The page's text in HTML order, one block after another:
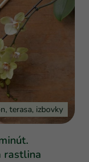
terasa, izbovky
rastlina